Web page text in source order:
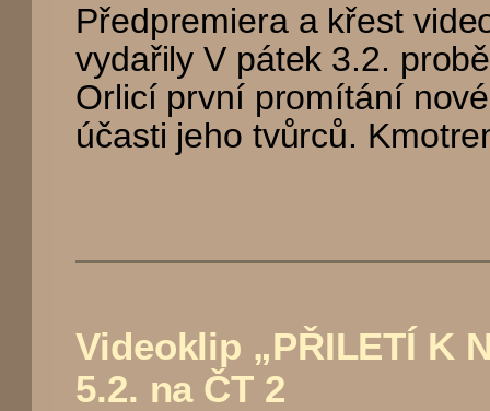
Předpremiera a křest
vydařily V pátek 3.2.
Orlicí první promítání
účasti jeho tvůrců.
Videoklip „PŘILETÍ K
5.2. na ČT 2